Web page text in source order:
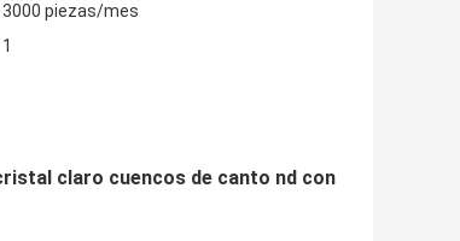
3000 piezas/mes
1
claro cuencos de canto nd con